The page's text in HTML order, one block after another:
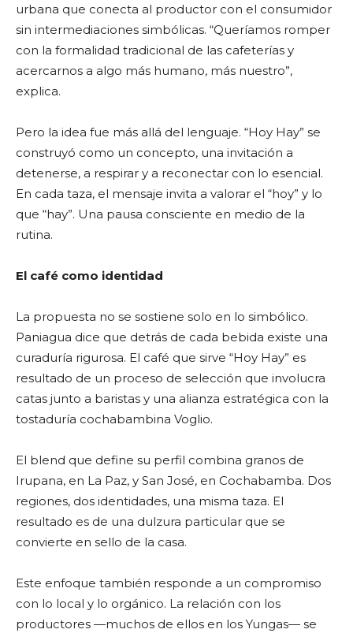
urbana que conecta al productor con el consumidor
sin intermediaciones simbólicas. “Queríamos romper
con la formalidad tradicional de las cafeterías y
acercarnos a algo más humano, más nuestro”,
explica.
Pero la idea fue más allá del lenguaje. “Hoy Hay” se
construyó como un concepto, una invitación a
detenerse, a respirar y a reconectar con lo esencial.
En cada taza, el mensaje invita a valorar el “hoy” y lo
que “hay”. Una pausa consciente en medio de la
rutina.
El café como identidad
La propuesta no se sostiene solo en lo simbólico.
Paniagua dice que detrás de cada bebida existe una
curaduría rigurosa. El café que sirve “Hoy Hay” es
resultado de un proceso de selección que involucra
catas junto a baristas y una alianza estratégica con la
tostaduría cochabambina Voglio.
El blend que define su perfil combina granos de
Irupana, en La Paz, y San José, en Cochabamba. Dos
regiones, dos identidades, una misma taza. El
resultado es de una dulzura particular que se
convierte en sello de la casa.
Este enfoque también responde a un compromiso
con lo local y lo orgánico. La relación con los
productores —muchos de ellos en los Yungas— se